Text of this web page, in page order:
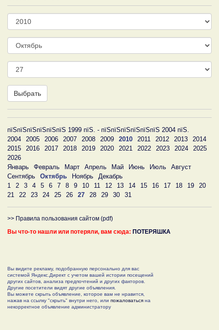
Год
Месяц
День
Выбрать
пїЅпїЅпїЅпїЅпїЅпїЅ 1999 пїЅ. - пїЅпїЅпїЅпїЅпїЅпїЅ 2004 пїЅ.
2004
2005 2006 2007 2008 2009 2010 2011 2012 2013
2014
2015
2016 2017 2018 2019 2020 2021 2022 2023 2024
2025
2026
Январь
Февраль Март Апрель Май Июнь Июль
Август
Сентябрь
Октябрь Ноябрь
Декабрь
1
2 3 4 5 6 7 8 9 10 11 12 13 14 15 16 17 18 19
20
21
22 23 24 25 26 27 28 29 30 31
>> Правила пользования сайтом (pdf)
Вы что-то нашли или потеряли, вам сюда: ПОТЕРЯШКА
Вы видите рекламу, подобранную персонально для вас
системой Яндекс.Директ с учетом вашей истории посещений
других сайтов, анализа предпочтений и других факторов.
Другие посетители видят другие объявления.
Вы можете скрыть объявление, которое вам не нравится,
нажав на ссылку "скрыть" внутри него, или пожаловаться на
некорректное объявление администратору